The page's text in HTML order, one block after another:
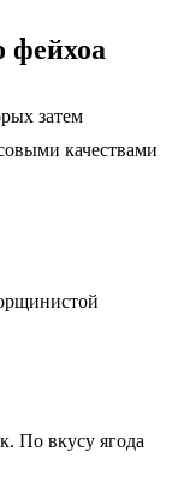
фейхоа
затем
качествами
По вкусу ягода